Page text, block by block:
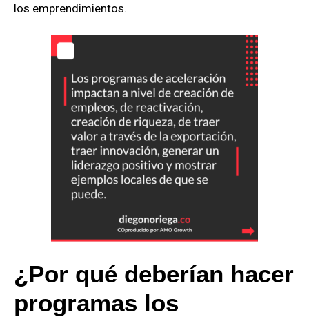
los emprendimientos.
¿Por qué deberían hacer
programas los